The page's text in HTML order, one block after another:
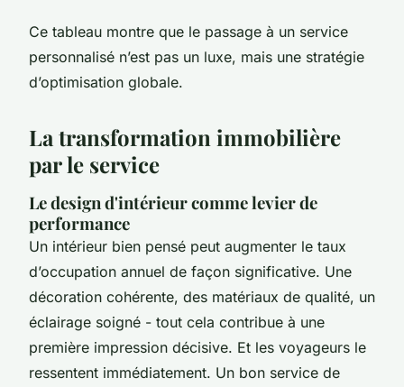
Ce tableau montre que le passage à un service
personnalisé n’est pas un luxe, mais une stratégie
d’optimisation globale.
La transformation immobilière
par le service
Le design d'intérieur comme levier de
performance
Un intérieur bien pensé peut augmenter le taux
d’occupation annuel de façon significative. Une
décoration cohérente, des matériaux de qualité, un
éclairage soigné - tout cela contribue à une
première impression décisive. Et les voyageurs le
ressentent immédiatement. Un bon service de